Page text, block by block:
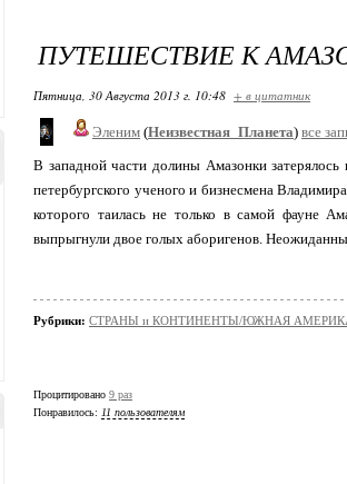
ПУТЕШЕСТВИЕ К
Пятница, 30 Августа 2013 г. 10:48 + в цитатник
Эленим (Неизвестная_Планета) все
В западной части долины Амазонки
петербургского ученого и бизнесмена
которого таилась не только в самой фауне
выпрыгнули двое голых аборигенов.
Рубрики: СТРАНЫ и КОНТИНЕНТЫ/ЮЖНАЯ
Процитировано 9 раз
Понравилось: 11 пользователям